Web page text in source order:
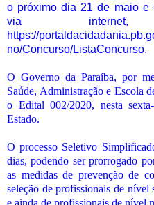
o próximo dia 21 de maio e
via
https://
no/Concurso/ListaConcurso.
O Governo da Paraíba, por
Saúde, Administração e Escola
o Edital 002/2020, nesta
Estado.
O processo Seletivo
dias, podendo ser prorrogado
as medidas de prevenção de
seleção de profissionais de nível
e ainda de profissionais de nível